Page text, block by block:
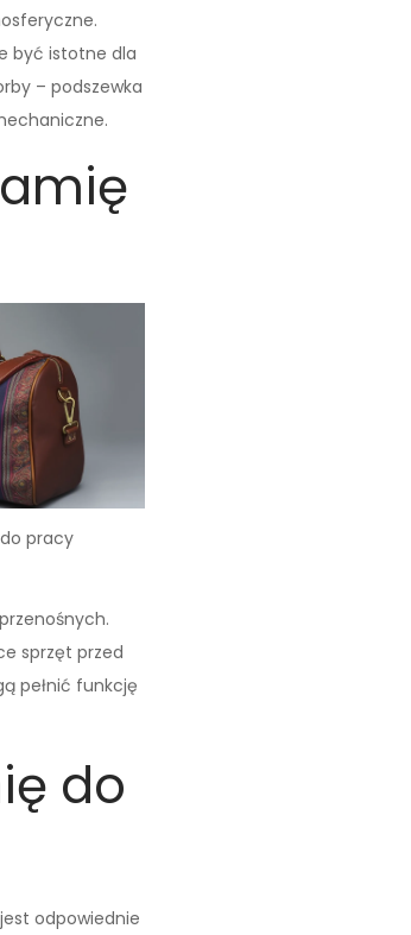
być istotne dla
– podszewka
pracy
sprzęt przed
pełnić funkcję
do
odpowiednie